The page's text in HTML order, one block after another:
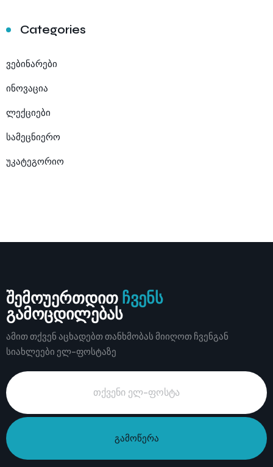
Categories
ვებინარები
ინოვაცია
ლექციები
სამეცნიერო
უკატეგორიო
შემოუერთდით ჩვენს
გამოცდილებას
ამით თქვენ აცხადებთ თანხმობას მიიღოთ ჩვენგან
სიახლეები ელ-ფოსტაზე
გამოწერა